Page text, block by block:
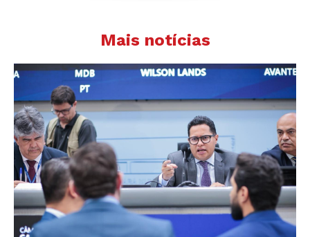
Mais notícias